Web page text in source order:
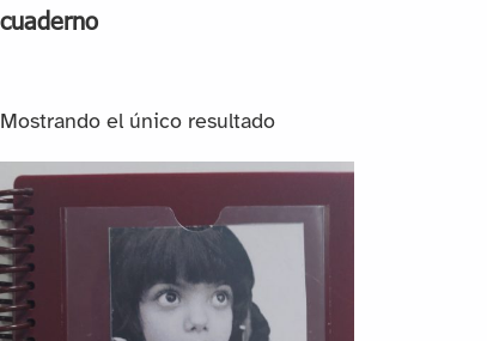
cuaderno
Mostrando el único resultado